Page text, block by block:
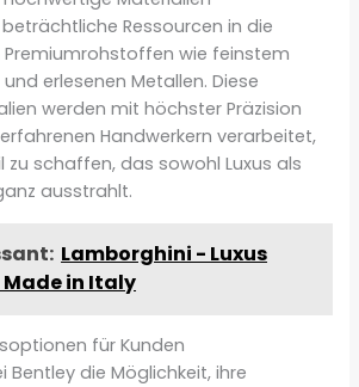
Ressourcen in die
wie feinstem
erlesenen Metallen. Diese
werden mit höchster Präzision
Handwerkern verarbeitet,
schaffen, das sowohl Luxus als
ausstrahlt.
Lamborghini - Luxus
in Italy
für Kunden
Bentley die Möglichkeit, ihre